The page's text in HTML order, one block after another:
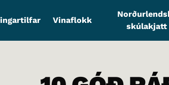
Vinaflokk
skúlakjatt